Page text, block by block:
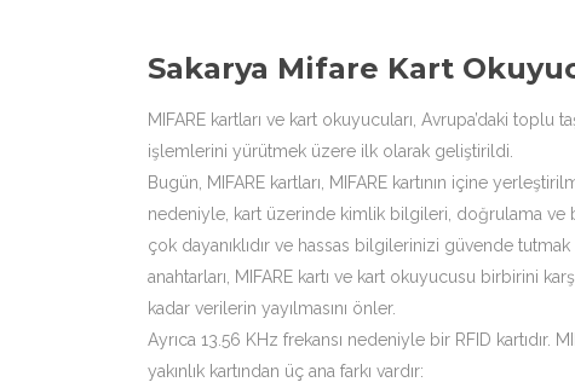
Sakarya Mifare Kart
MIFARE kartları ve kart okuyucuları, Avrupa’daki toplu
işlemlerini yürütmek üzere ilk olarak geliştirildi.
Bugün, MIFARE kartları, MIFARE kartının içine
nedeniyle, kart üzerinde kimlik bilgileri, doğrulama ve
çok dayanıklıdır ve hassas bilgilerinizi güvende tutmak
anahtarları, MIFARE kartı ve kart okuyucusu birbirini
kadar verilerin yayılmasını önler.
Ayrıca 13.56 KHz frekansı nedeniyle bir RFID kartıdır.
yakınlık kartından üç ana farkı vardır: